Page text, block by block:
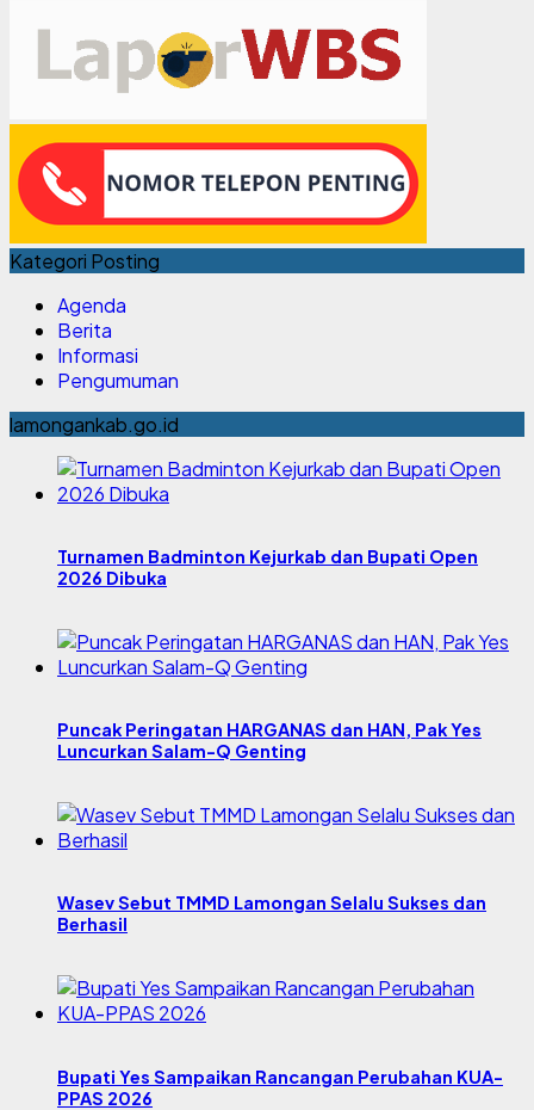
Kategori Posting
Agenda
Berita
Informasi
Pengumuman
lamongankab.go.id
Turnamen Badminton Kejurkab dan Bupati Open
2026 Dibuka
Puncak Peringatan HARGANAS dan HAN, Pak Yes
Luncurkan Salam-Q Genting
Wasev Sebut TMMD Lamongan Selalu Sukses dan
Berhasil
Bupati Yes Sampaikan Rancangan Perubahan KUA-
PPAS 2026